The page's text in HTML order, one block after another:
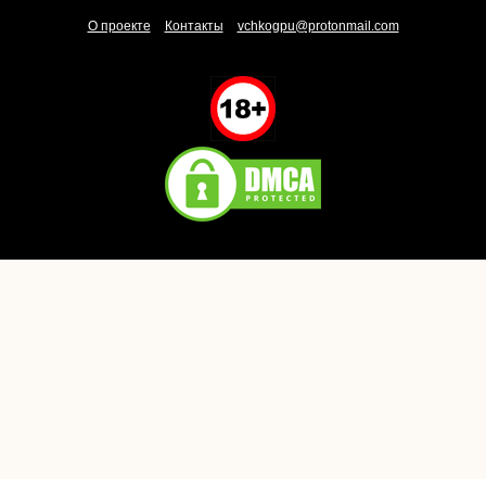
О проекте Контакты vchkogpu@protonmail.com